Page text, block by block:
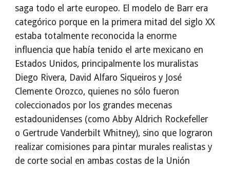
saga todo el arte europeo. El modelo de Barr era
categórico porque en la primera mitad del siglo XX
estaba totalmente reconocida la enorme
influencia que había tenido el arte mexicano en
Estados Unidos, principalmente los muralistas
Diego Rivera, David Alfaro Siqueiros y José
Clemente Orozco, quienes no sólo fueron
coleccionados por los grandes mecenas
estadounidenses (como Abby Aldrich Rockefeller
o Gertrude Vanderbilt Whitney), sino que lograron
realizar comisiones para pintar murales realistas y
de corte social en ambas costas de la Unión